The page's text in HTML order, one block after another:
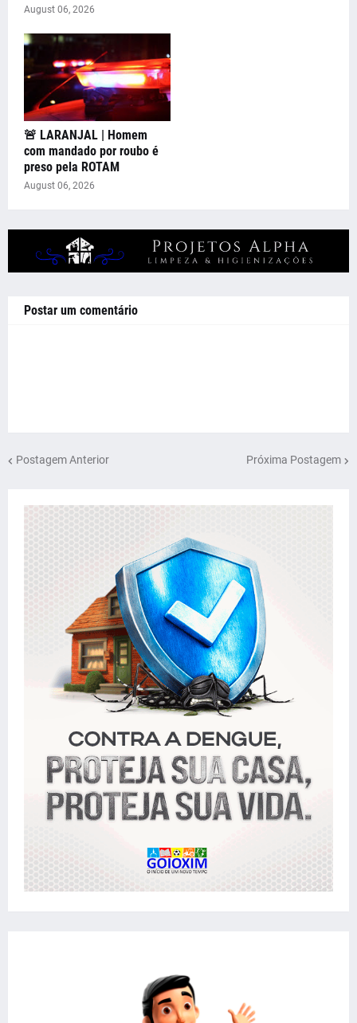
August 06, 2026
🚨 LARANJAL | Homem
com mandado por roubo é
preso pela ROTAM
August 06, 2026
Postar um comentário
Postagem Anterior Próxima Postagem